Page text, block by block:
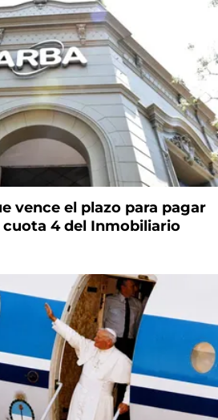
vence el plazo para pagar
4 del Inmobiliario